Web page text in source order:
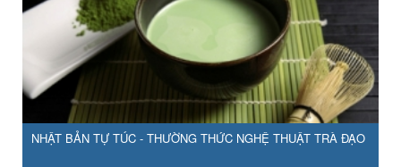
NHẬT BẢN TỰ TÚC - THƯỜNG THỨC NGHỆ THUẬT TRÀ ĐẠO